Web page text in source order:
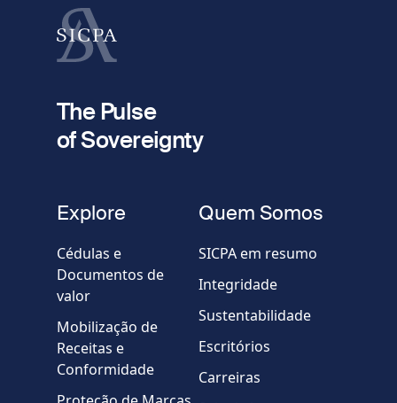
Apelido
fieldset
Country
Mensagem
The Pulse
of Sovereignty
Explore
Cédulas e
Documentos de
valor
Mobilização de
Receitas e
Conformidade
Quem Somos
SICPA em resumo
Integridade
Sustentabilidade
Escritórios
Carreiras